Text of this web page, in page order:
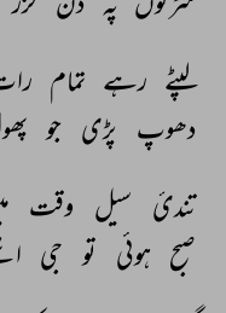
لپٹے رہے تمام
دھوپ پڑی جو
تندیٔ سیل وقت
صبح ہوئی تو جی